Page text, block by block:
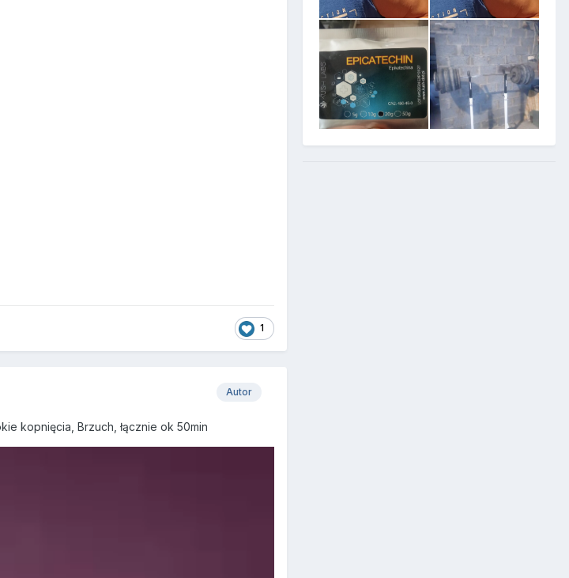
1
Autor
kopnięcia, Brzuch, łącznie ok 50min